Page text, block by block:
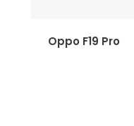
Oppo F19 Pro